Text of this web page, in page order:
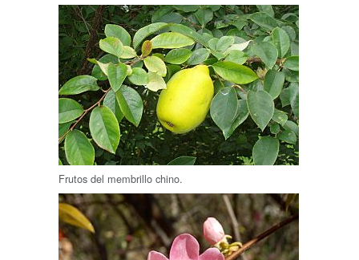
Frutos del membrillo chino.